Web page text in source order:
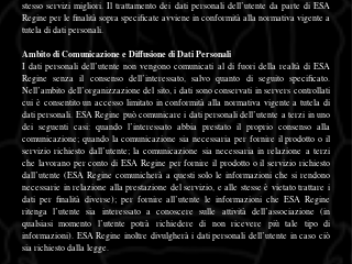
stesso servizi migliori. Il trattamento dei dati personali dell’utente da parte di ESA
Regine per le finalità sopra specificate avviene in conformità alla normativa vigente a
tutela di dati personali.
Ambito di Comunicazione e Diffusione di Dati Personali
I dati personali dell’utente non vengono comunicati al di fuori della realtà di ESA
Regine senza il consenso dell’interessato, salvo quanto di seguito specificato.
Nell’ambito dell’organizzazione del sito, i dati sono conservati in servers controllati
cui è consentito un accesso limitato in conformità alla normativa vigente a tutela di
dati personali. ESA Regine può comunicare i dati personali dell’utente a terzi in uno
dei seguenti casi: quando l’interessato abbia prestato il proprio consenso alla
comunicazione; quando la comunicazione sia necessaria per fornire il prodotto o il
servizio richiesto dall’utente; la comunicazione sia necessaria in relazione a terzi
che lavorano per conto di ESA Regine per fornire il prodotto o il servizio richiesto
dall’utente (ESA Regine comunicherà a questi solo le informazioni che si rendono
necessarie in relazione alla prestazione del servizio, e alle stesse è vietato trattare i
dati per finalità diverse); per fornire all’utente le informazioni che ESA Regine
ritenga l’utente sia interessato a conoscere sulle attività dell’associazione (in
qualsiasi momento l’utente potrà richiedere di non ricevere più tale tipo di
informazioni). ESA Regine inoltre divulgherà i dati personali dell’utente in caso ciò
sia richiesto dalla legge.